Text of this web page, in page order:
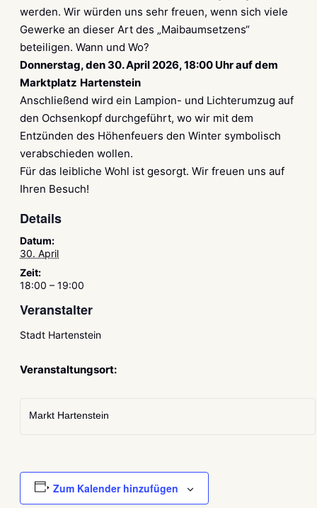
werden. Wir würden uns sehr freuen, wenn sich viele
Gewerke an dieser Art des „Maibaumsetzens“
beteiligen. Wann und Wo?
Donnerstag, den 30. April 2026, 18:00 Uhr auf dem
Marktplatz Hartenstein
Anschließend wird ein Lampion- und Lichterumzug auf
den Ochsenkopf durchgeführt, wo wir mit dem
Entzünden des Höhenfeuers den Winter symbolisch
verabschieden wollen.
Für das leibliche Wohl ist gesorgt. Wir freuen uns auf
Ihren Besuch!
Details
Datum:
30. April
Zeit:
18:00 – 19:00
Veranstalter
Stadt Hartenstein
Veranstaltungsort:
Markt Hartenstein
Zum Kalender hinzufügen